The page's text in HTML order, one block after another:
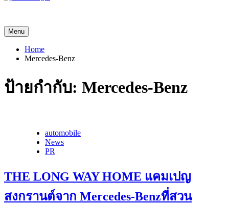
Menu
Home
Mercedes-Benz
ป้ายกำกับ: Mercedes-Benz
automobile
News
PR
THE LONG WAY HOME แคมเปญ
สงกรานต์จาก Mercedes-Benzที่สวน